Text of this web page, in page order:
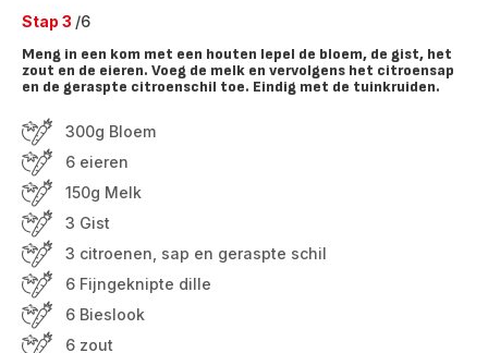
Stap 3 /6
Meng in een kom met een houten lepel de bloem, de gist, het
zout en de eieren. Voeg de melk en vervolgens het citroensap
en de geraspte citroenschil toe. Eindig met de tuinkruiden.
300g Bloem
6 eieren
150g Melk
3 Gist
3 citroenen, sap en geraspte schil
6 Fijngeknipte dille
6 Bieslook
6 zout